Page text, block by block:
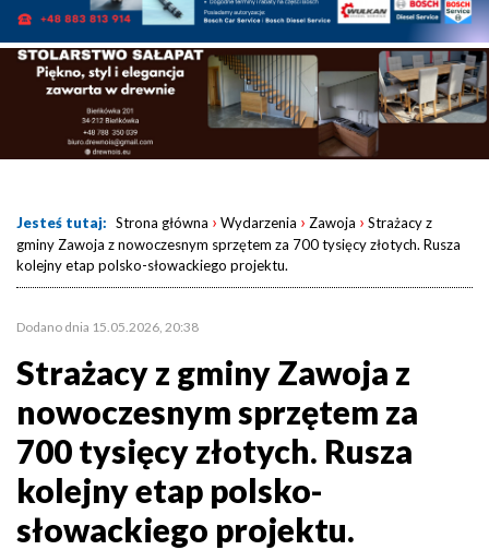
Jesteś tutaj: Strona główna › Wydarzenia › Zawoja › Strażacy z
gminy Zawoja z nowoczesnym sprzętem za 700 tysięcy złotych. Rusza
kolejny etap polsko-słowackiego projektu.
Dodano dnia 15.05.2026, 20:38
Strażacy z gminy Zawoja z
nowoczesnym sprzętem za
700 tysięcy złotych. Rusza
kolejny etap polsko-
słowackiego projektu.